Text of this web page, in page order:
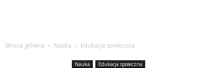
Strona główna Nauka Edukacja społeczna
Nauka Edukacja społeczna